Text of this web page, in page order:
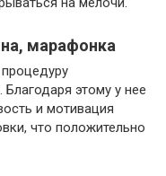
марафонка
этому у нее
и мотивация
что положительно